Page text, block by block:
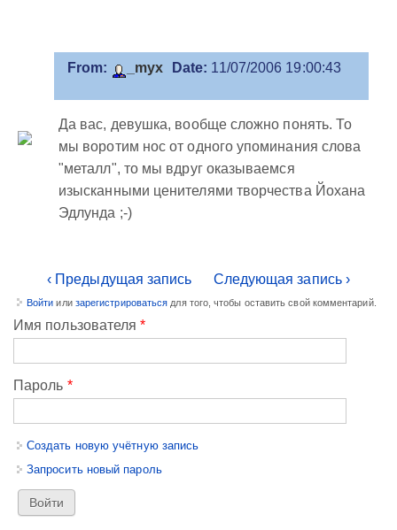
From: _myx Date: 11/07/2006 19:00:43
Да вас, девушка, вообще сложно понять. То
мы воротим нос от одного упоминания слова
"металл", то мы вдруг оказываемся
изысканными ценителями творчества Йохана
Эдлунда ;-)
‹ Предыдущая запись Следующая запись ›
Войти или зарегистрироваться для того, чтобы оставить свой комментарий.
Имя пользователя*
Пароль *
Создать новую учётную запись
Запросить новый пароль